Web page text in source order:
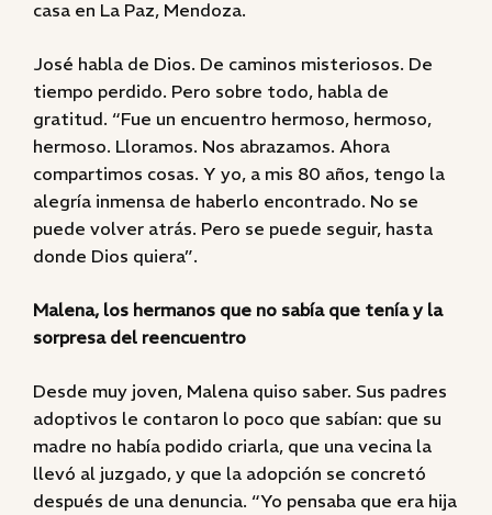
casa en La Paz, Mendoza.
José habla de Dios. De caminos misteriosos. De
tiempo perdido. Pero sobre todo, habla de
gratitud. “Fue un encuentro hermoso, hermoso,
hermoso. Lloramos. Nos abrazamos. Ahora
compartimos cosas. Y yo, a mis 80 años, tengo la
alegría inmensa de haberlo encontrado. No se
puede volver atrás. Pero se puede seguir, hasta
donde Dios quiera”.
Malena, los hermanos que no sabía que tenía y la
sorpresa del reencuentro
Desde muy joven, Malena quiso saber. Sus padres
adoptivos le contaron lo poco que sabían: que su
madre no había podido criarla, que una vecina la
llevó al juzgado, y que la adopción se concretó
después de una denuncia. “Yo pensaba que era hija